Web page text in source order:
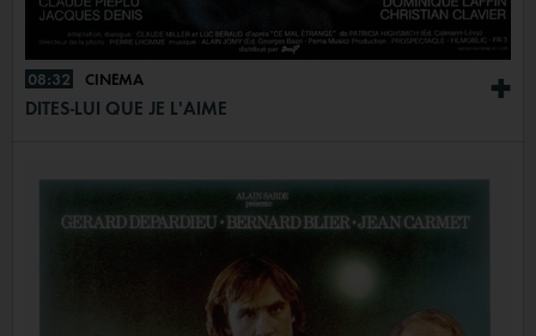
+
08:32 CINÉMA
DITES-LUI QUE JE L'AIME